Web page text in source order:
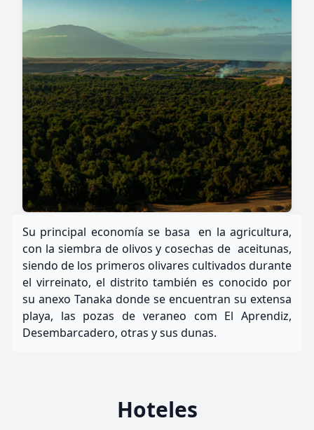
Su principal economía se basa en la agricultura,
con la siembra de olivos y cosechas de aceitunas,
siendo de los primeros olivares cultivados durante
el virreinato, el distrito también es conocido por
su anexo Tanaka donde se encuentran su extensa
playa, las pozas de veraneo com El Aprendiz,
Desembarcadero, otras y sus dunas.
Hoteles